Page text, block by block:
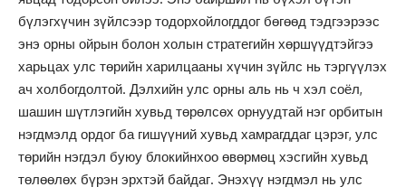
бүлэгхүчин зүйлсээр тодорхойлогддог бөгөөд тэдгээрээс
энэ орны ойрын болон холын стратегийн хөршүүдтэйгээ
харьцах улс төрийн харилцааны хүчин зүйлс нь тэргүүлэх
ач холбогдолтой. Дэлхийн улс орны аль нь ч хэл соёл,
шашин шүтлэгийн хувьд төрөлсөх орнуудтай нэг орбитын
нэгдмэлд ордог ба гишүүний хувьд хамрагддаг цэрэг, улс
төрийн нэгдэл буюу блокийнхоо өвөрмөц хэсгийн хувьд
төлөөлөх бүрэн эрхтэй байдаг. Энэхүү нэгдмэл нь улс